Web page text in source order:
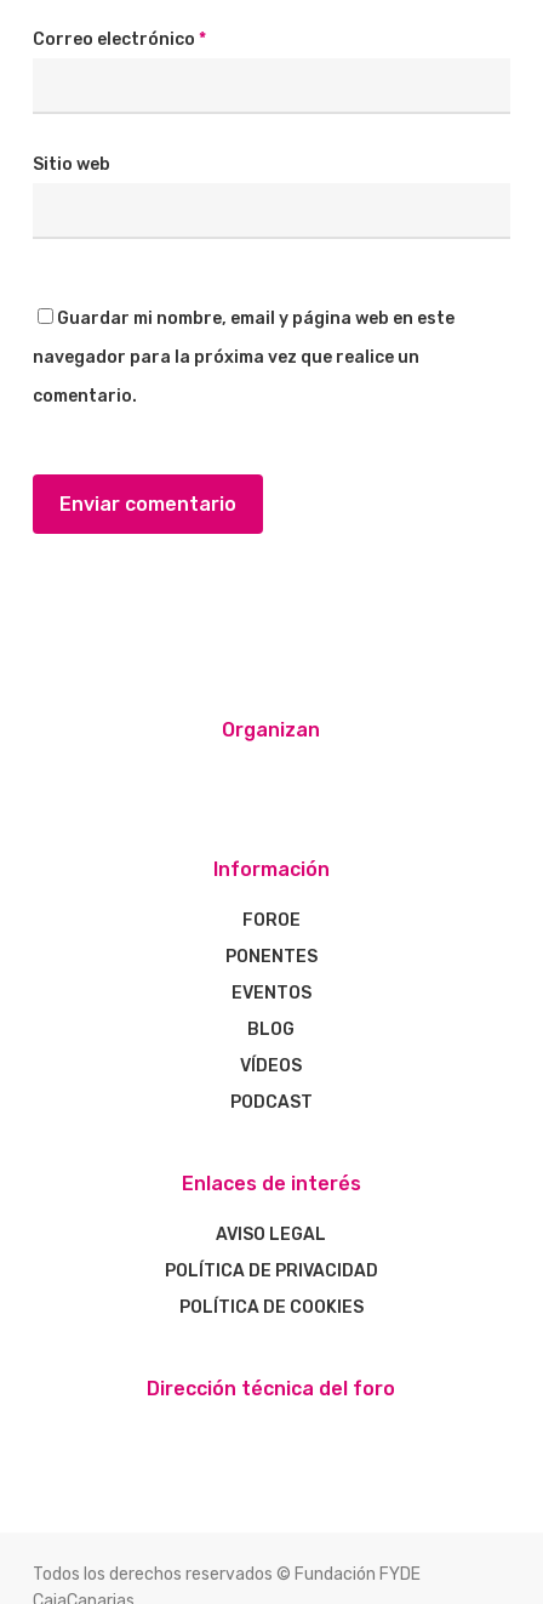
Correo electrónico *
Sitio web
Guardar mi nombre, email y página web en este
navegador para la próxima vez que realice un
comentario.
Organizan
Información
FOROE
PONENTES
EVENTOS
BLOG
VÍDEOS
PODCAST
Enlaces de interés
AVISO LEGAL
POLÍTICA DE PRIVACIDAD
POLÍTICA DE COOKIES
Dirección técnica del foro
Todos los derechos reservados © Fundación FYDE